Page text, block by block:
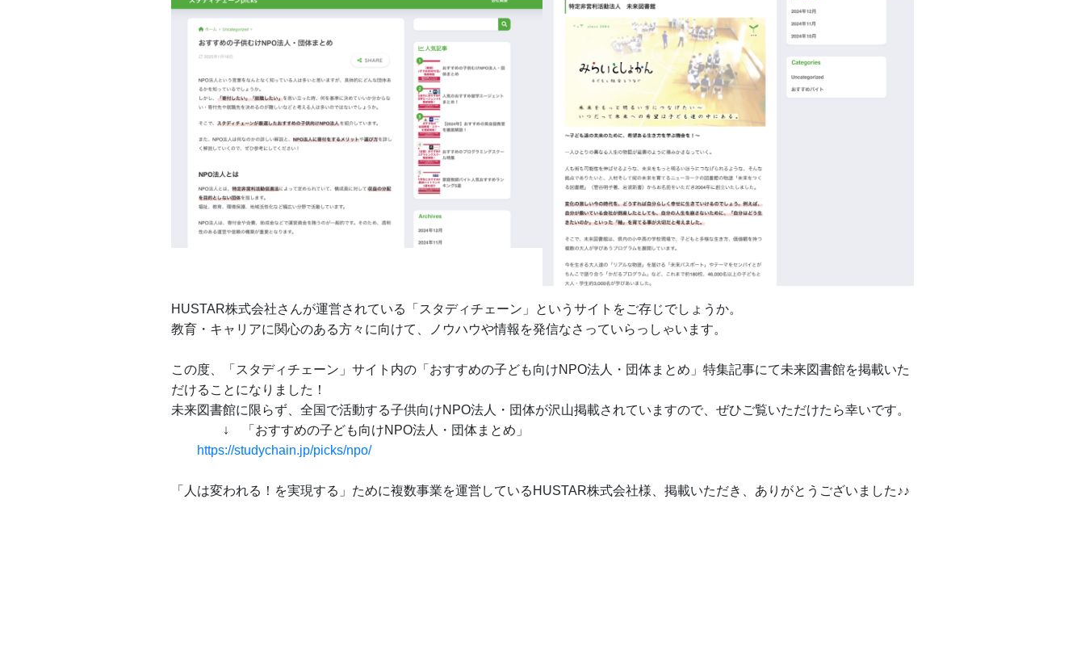
HUSTAR株式会社さんが運営されている「スタディチェーン」というサイトをご存じでしょうか。
教育・キャリアに関心のある方々に向けて、ノウハウや情報を発信なさっていらっしゃいます。
この度、「スタディチェーン」サイト内の「おすすめの子ども向けNPO法人・団体まとめ」特集記事にて未来図書館を掲載いた
だけることになりました！
未来図書館に限らず、全国で活動する子供向けNPO法人・団体が沢山掲載されていますので、ぜひご覧いただけたら幸いです。
↓ 「おすすめの子ども向けNPO法人・団体まとめ」
https://studychain.jp/picks/npo/
「人は変われる！を実現する」ために複数事業を運営しているHUSTAR株式会社様、掲載いただき、ありがとうございました♪♪